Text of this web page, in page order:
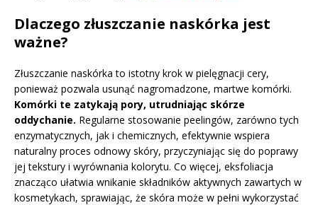
Dlaczego złuszczanie naskórka jest
ważne?
Złuszczanie naskórka to istotny krok w pielęgnacji cery,
ponieważ pozwala usunąć nagromadzone, martwe komórki.
Komórki te zatykają pory, utrudniając skórze
oddychanie. Regularne stosowanie peelingów, zarówno tych
enzymatycznych, jak i chemicznych, efektywnie wspiera
naturalny proces odnowy skóry, przyczyniając się do poprawy
jej tekstury i wyrównania kolorytu. Co więcej, eksfoliacja
znacząco ułatwia wnikanie składników aktywnych zawartych w
kosmetykach, sprawiając, że skóra może w pełni wykorzystać